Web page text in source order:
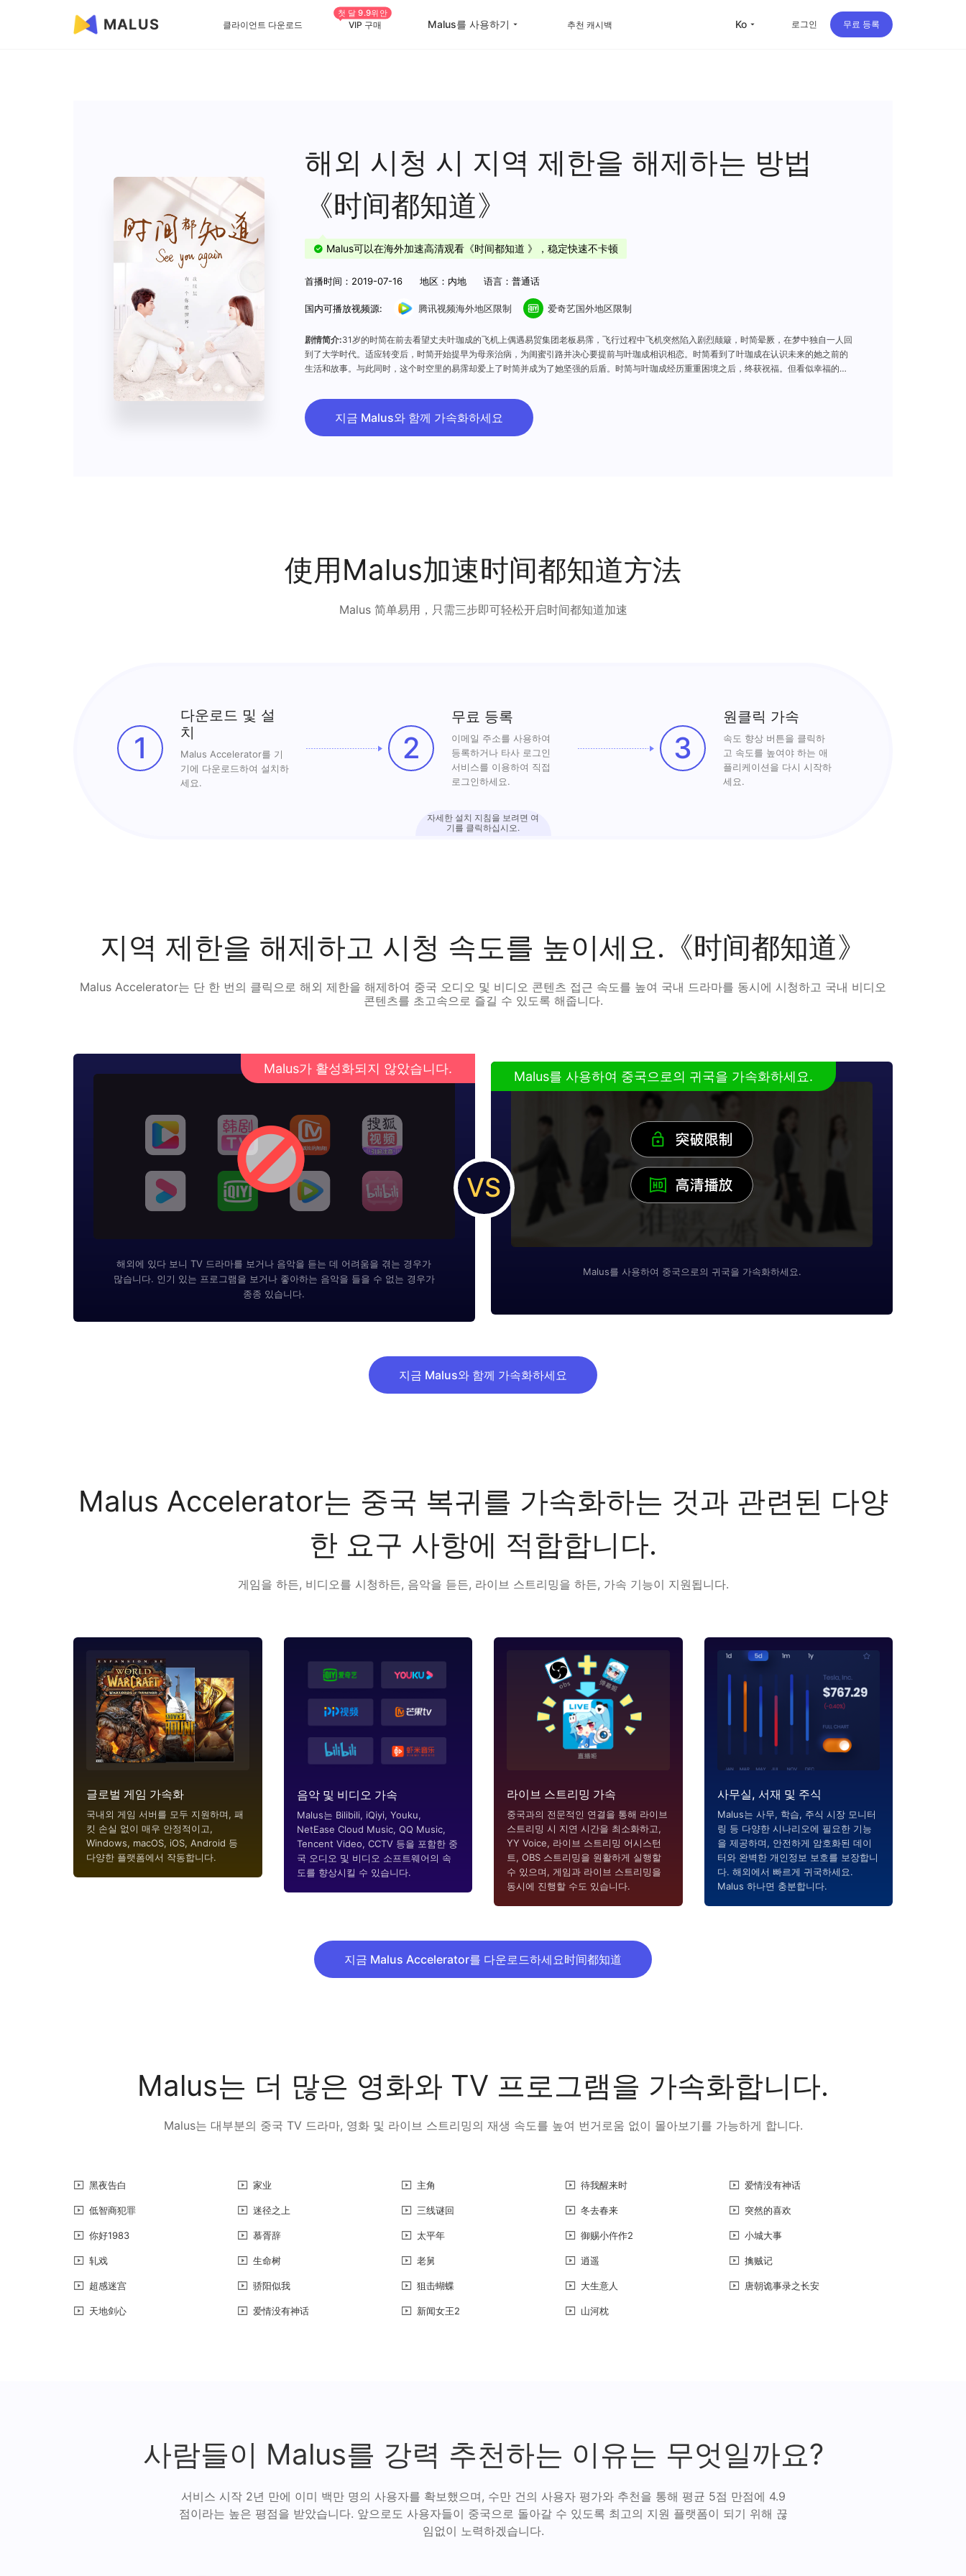
MALUS 클라이언트 다운로드 VIP 구매
첫 달 9.9위안
Malus를 사용하기
Customizations
Help Center
Live streaming
추천 캐시백 ko 로그인 무료 등록
해외 시청 시 지역 제한을 해제하는 방법
《时间都知道》
Malus可以在海外加速高清观看《时间都知道 》，稳定快速不卡顿
首播时间：2019-07-16 地区：内地 语言：普通话
国内可播放视频源: 腾讯视频海外地区限制 爱奇艺国外地区限制
剧情简介:31岁的时简在前去看望丈夫叶珈成的飞机上偶遇易贸集团老板易霈，飞行过程中飞机突然陷入剧烈颠簸，时简晕厥，在梦中独自一人回
到了大学时代。适应转变后，时简开始提早为母亲治病，为闺蜜引路并决心要提前与叶珈成相识相恋。时简看到了叶珈成在认识未来的她之前的
生活和故事。与此同时，这个时空里的易霈却爱上了时简并成为了她坚强的后盾。时简与叶珈成经历重重困境之后，终获祝福。但看似幸福的结
至。时简在病房苏醒，一梦十年，看到身边的叶珈成感慨万千，所有的回去与归来，都是为了与爱重逢 。
지금 Malus와 함께 가속화하세요
使用Malus加速时间都知道方法
Malus 简单易用，只需三步即可轻松开启时间都知道加速
1
다운로드 및 설
치
Malus Accelerator를 기
기에 다운로드하여 설치하
세요.
2
무료 등록
이메일 주소를 사용하여
등록하거나 타사 로그인
서비스를 이용하여 직접
로그인하세요.
3
원클릭 가속
속도 향상 버튼을 클릭하
고 속도를 높여야 하는 애
플리케이션을 다시 시작하
세요.
자세한 설치 지침을 보려면 여
기를 클릭하십시오.
지역 제한을 해제하고 시청 속도를 높이세요.《时间都知道》
Malus Accelerator는 단 한 번의 클릭으로 해외 제한을 해제하여 중국 오디오 및 비디오 콘텐츠 접근 속도를 높여 국내 드라마를 동시에 시청하고 국내 비디오
콘텐츠를 초고속으로 즐길 수 있도록 해줍니다.
Malus가 활성화되지 않았습니다.
해외에 있다 보니 TV 드라마를 보거나 음악을 듣는 데 어려움을 겪는 경우가
많습니다. 인기 있는 프로그램을 보거나 좋아하는 음악을 들을 수 없는 경우가
종종 있습니다.
VS
Malus를 사용하여 중국으로의 귀국을 가속화하세요.
Malus를 사용하여 중국으로의 귀국을 가속화하세요.
지금 Malus와 함께 가속화하세요
Malus Accelerator는 중국 복귀를 가속화하는 것과 관련된 다양
한 요구 사항에 적합합니다.
게임을 하든, 비디오를 시청하든, 음악을 듣든, 라이브 스트리밍을 하든, 가속 기능이 지원됩니다.
글로벌 게임 가속화
국내외 게임 서버를 모두 지원하며, 패
킷 손실 없이 매우 안정적이고,
Windows, macOS, iOS, Android 등
다양한 플랫폼에서 작동합니다.
음악 및 비디오 가속
Malus는 Bilibili, iQiyi, Youku,
NetEase Cloud Music, QQ Music,
Tencent Video, CCTV 등을 포함한 중
국 오디오 및 비디오 소프트웨어의 속
도를 향상시킬 수 있습니다.
라이브 스트리밍 가속
중국과의 전문적인 연결을 통해 라이브
스트리밍 시 지연 시간을 최소화하고,
YY Voice, 라이브 스트리밍 어시스턴
트, OBS 스트리밍을 원활하게 실행할
수 있으며, 게임과 라이브 스트리밍을
동시에 진행할 수도 있습니다.
사무실, 서재 및 주식
Malus는 사무, 학습, 주식 시장 모니터
링 등 다양한 시나리오에 필요한 기능
을 제공하며, 안전하게 암호화된 데이
터와 완벽한 개인정보 보호를 보장합니
다. 해외에서 빠르게 귀국하세요.
Malus 하나면 충분합니다.
지금 Malus Accelerator를 다운로드하세요时间都知道
Malus는 더 많은 영화와 TV 프로그램을 가속화합니다.
Malus는 대부분의 중국 TV 드라마, 영화 및 라이브 스트리밍의 재생 속도를 높여 번거로움 없이 몰아보기를 가능하게 합니다.
黑夜告白 家业 主角 待我醒来时 爱情没有神话
低智商犯罪 迷径之上 三线谜回 冬去春来 突然的喜欢
你好1983 慕胥辞 太平年 御赐小仵作2 小城大事
轧戏 生命树 老舅 逍遥 擒贼记
超感迷宫 骄阳似我 狙击蝴蝶 大生意人 唐朝诡事录之长安
天地剑心 爱情没有神话 新闻女王2 山河枕
사람들이 Malus를 강력 추천하는 이유는 무엇일까요?
서비스 시작 2년 만에 이미 백만 명의 사용자를 확보했으며, 수만 건의 사용자 평가와 추천을 통해 평균 5점 만점에 4.9
점이라는 높은 평점을 받았습니다. 앞으로도 사용자들이 중국으로 돌아갈 수 있도록 최고의 지원 플랫폼이 되기 위해 끊
임없이 노력하겠습니다.